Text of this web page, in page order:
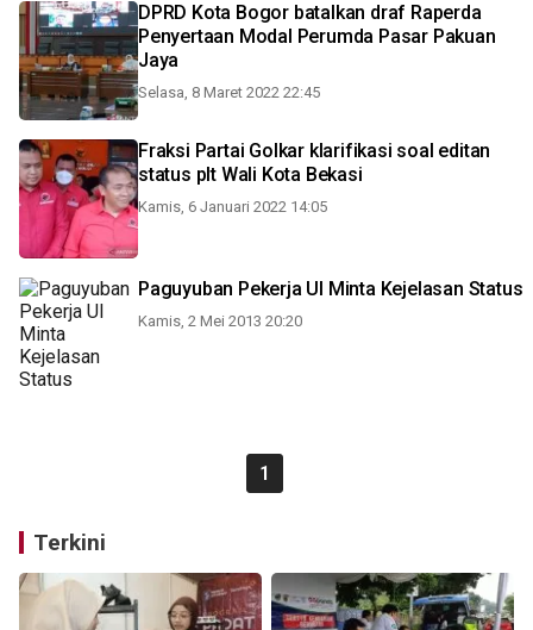
DPRD Kota Bogor batalkan draf Raperda
Penyertaan Modal Perumda Pasar Pakuan
Jaya
Selasa, 8 Maret 2022 22:45
Fraksi Partai Golkar klarifikasi soal editan
status plt Wali Kota Bekasi
Kamis, 6 Januari 2022 14:05
Paguyuban Pekerja UI Minta Kejelasan Status
Kamis, 2 Mei 2013 20:20
1
Terkini